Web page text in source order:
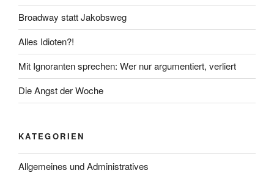
Broadway statt Jakobsweg
Alles Idioten?!
Mit Ignoranten sprechen: Wer nur argumentiert, verliert
Die Angst der Woche
KATEGORIEN
Allgemeines und Administratives